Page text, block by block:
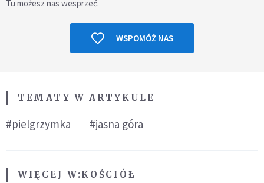
Tu możesz nas wesprzeć.
WSPOMÓŻ NAS
TEMATY W ARTYKULE
#pielgrzymka #jasna góra
WIĘCEJ W:KOŚCIÓŁ